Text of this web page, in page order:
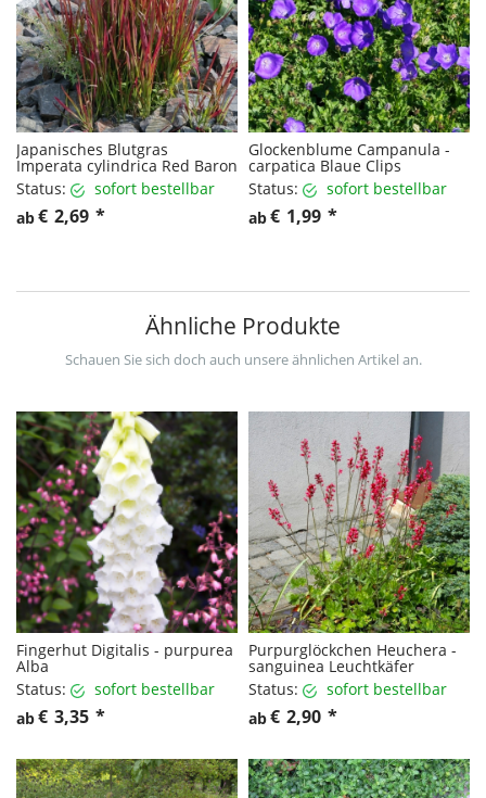
Japanisches Blutgras
Imperata cylindrica Red Baron
Status:
sofort bestellbar
ab€ 2,69 *
Glockenblume Campanula -
carpatica Blaue Clips
Status:
sofort bestellbar
ab€ 1,99 *
Ähnliche Produkte
Schauen Sie sich doch auch unsere ähnlichen Artikel an.
Fingerhut Digitalis - purpurea
Alba
Status:
sofort bestellbar
ab€ 3,35 *
Purpurglöckchen Heuchera -
sanguinea Leuchtkäfer
Status:
sofort bestellbar
ab€ 2,90 *